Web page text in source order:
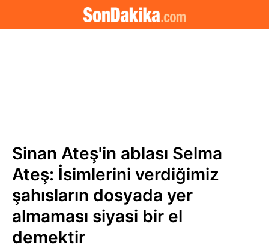
Sinan Ateş'in ablası Selma
Ateş: İsimlerini verdiğimiz
şahısların dosyada yer
almaması siyasi bir el
demektir